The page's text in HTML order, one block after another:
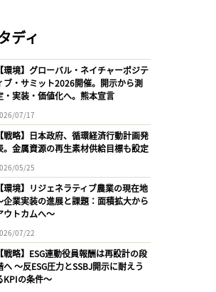
ディ
【環境】グローバル・ネイチャーポジテ
ブ・サミット2026開催。開示から測
・実装・価値化へ。熊本宣言
07/17
【戦略】日本政府、循環経済行動計画発
。金属資源の再生素材供給目標も設定
05/25
【環境】リジェネラティブ農業の現在地
企業実装の進展と課題：面積拡大から
ウトカムへ〜
07/22
【戦略】ESG連動役員報酬は再設計の段
へ 〜反ESG圧力とSSBJ開示に耐えう
KPIの条件〜